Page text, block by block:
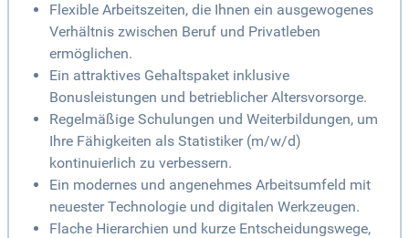
Flexible Arbeitszeiten, die Ihnen ein ausgewogenes
Verhältnis zwischen Beruf und Privatleben
ermöglichen.
Ein attraktives Gehaltspaket inklusive
Bonusleistungen und betrieblicher Altersvorsorge.
Regelmäßige Schulungen und Weiterbildungen, um
Ihre Fähigkeiten als Statistiker (m/w/d)
kontinuierlich zu verbessern.
Ein modernes und angenehmes Arbeitsumfeld mit
neuester Technologie und digitalen Werkzeugen.
Flache Hierarchien und kurze Entscheidungswege,